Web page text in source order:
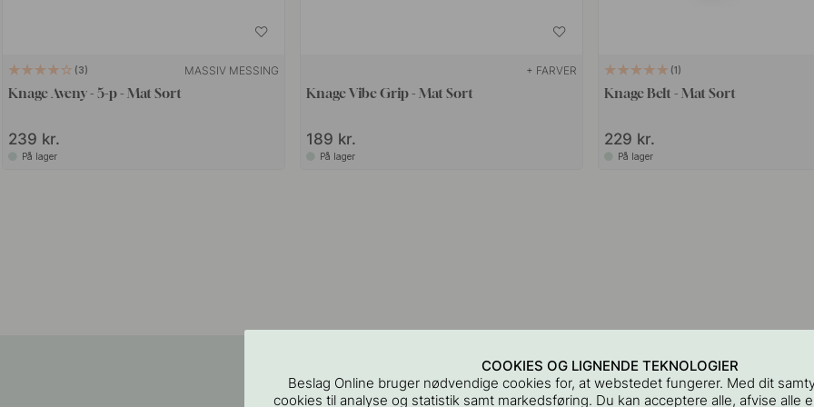
3 MASSIV MESSING
Knage Aveny - 5-p - Mat Sort
239 kr.
På lager
+ FARVER
Knage Vibe Grip - Mat Sort
189 kr.
På lager
1
Knage Belt - Mat Sort
229 kr.
På lager
COOKIES OG LIGNENDE TEKNOLOGIER
Beslag Online bruger nødvendige cookies for, at webstedet fungerer. Med dit
cookies til analyse og statistik samt markedsføring. Du kan acceptere alle, afvise alle